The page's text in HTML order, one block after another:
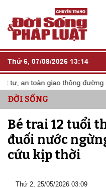
Thứ 6, 07/08/2026 13:14
an toàn giao thông đường bộ
ĐỜI SỐNG
Bé trai 12 tuổi
đuối nước
cứu kịp thời
Thứ 2, 25/05/2026 03:09